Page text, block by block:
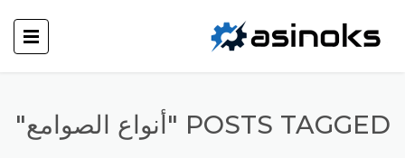
POSTS TAGGED "أنواع الصوامع"